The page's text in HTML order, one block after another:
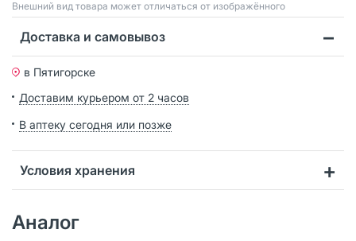
Bнешний вид товара может отличаться от изображённого
Доставка и самовывоз
в Пятигорске
Доставим курьером от 2 часов
В аптеку сегодня или позже
Условия хранения
Аналог